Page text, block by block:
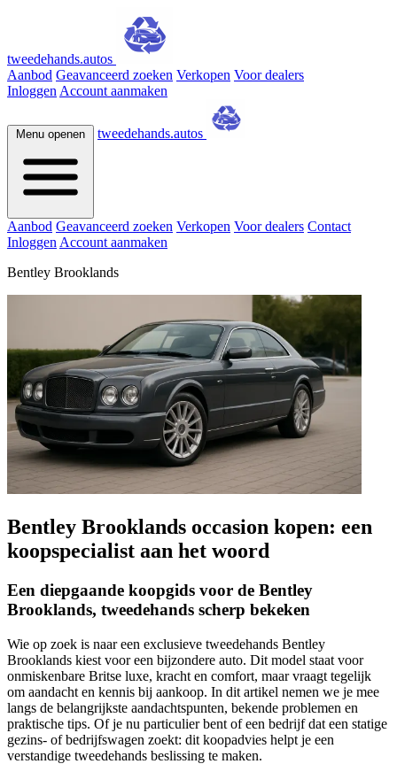
tweedehands.autos
Aanbod Geavanceerd zoeken Verkopen Voor dealers
Inloggen Account aanmaken
Menu openen tweedehands.autos
Aanbod Geavanceerd zoeken Verkopen Voor dealers Contact
Inloggen Account aanmaken
Bentley Brooklands
Bentley Brooklands occasion kopen: een
koopspecialist aan het woord
Een diepgaande koopgids voor de Bentley
Brooklands, tweedehands scherp bekeken
Wie op zoek is naar een exclusieve tweedehands Bentley
Brooklands kiest voor een bijzondere auto. Dit model staat voor
onmiskenbare Britse luxe, kracht en comfort, maar vraagt tegelijk
om aandacht en kennis bij aankoop. In dit artikel nemen we je mee
langs de belangrijkste aandachtspunten, bekende problemen en
praktische tips. Of je nu particulier bent of een bedrijf dat een statige
gezins- of bedrijfswagen zoekt: dit koopadvies helpt je een
verstandige tweedehands beslissing te maken.